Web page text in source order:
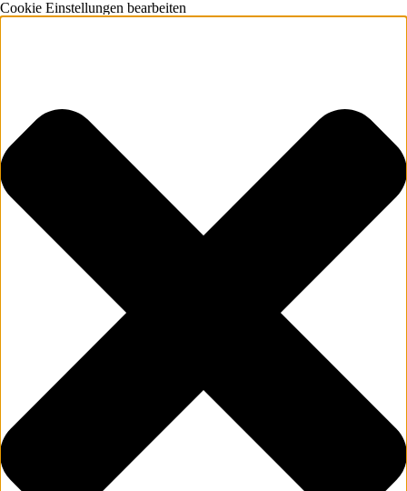
Cookie Einstellungen bearbeiten